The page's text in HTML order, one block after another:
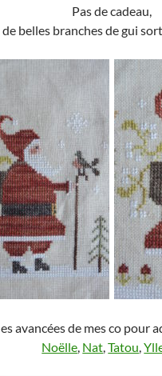
Pas de cadeau,
de belles branches de gui
avancées de mes co pour
Noëlle, Nat,Tatou,